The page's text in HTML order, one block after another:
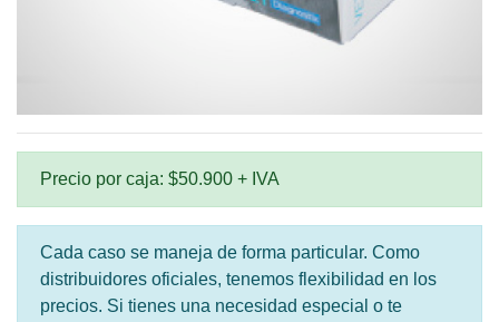
Precio por caja: $50.900 + IVA
Cada caso se maneja de forma particular. Como
distribuidores oficiales, tenemos flexibilidad en los
precios. Si tienes una necesidad especial o te